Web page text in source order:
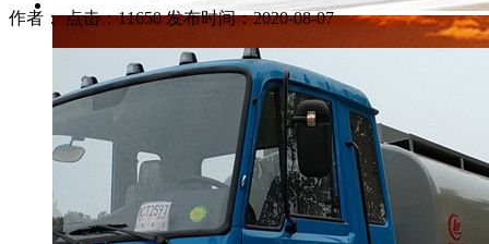
作者： 点击：11650 发布时间：2020-08-07